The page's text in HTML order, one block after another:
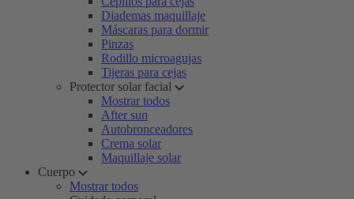
Diademas maquillaje
Máscaras para dormir
Pinzas
Rodillo microagujas
Tijeras para cejas
Protector solar facial
Mostrar todos
After sun
Autobronceadores
Crema solar
Maquillaje solar
Cuerpo
Mostrar todos